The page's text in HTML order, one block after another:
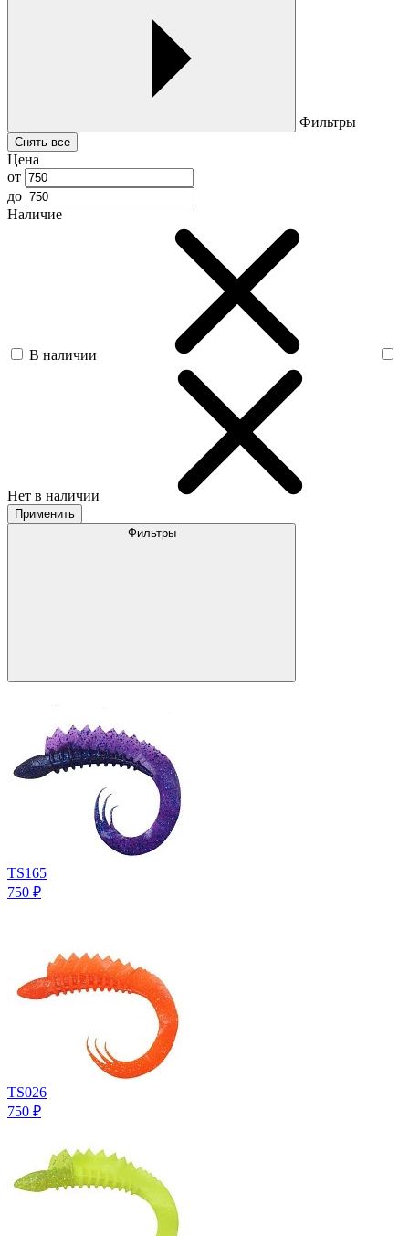
Фильтры
Снять все
Цена
от
до
Наличие
В наличии
Нет в наличии
Применить
Фильтры
TS165
750 ₽
TS026
750 ₽